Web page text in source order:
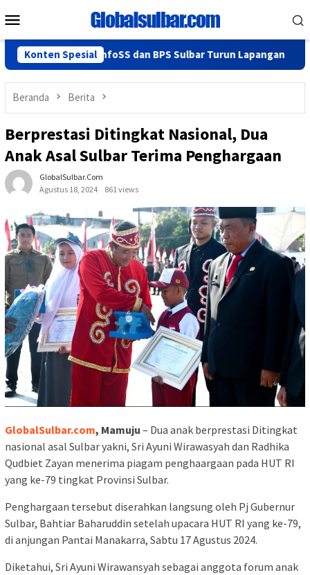
ke
Mobile
Konten Spesial
KominfoSS dan BPS Sulbar Turun Lapangan Hadiri
Beranda Berita
Berprestasi Ditingkat Nasional, Dua
Anak Asal Sulbar Terima Penghargaan
GlobalSulbar.com
Agustus 18, 2024
861 views
GlobalSulbar.com, Mamuju – Dua anak berprestasi Ditingkat
nasional asal Sulbar yakni, Sri Ayuni Wirawasyah dan Radhika
Qudbiet Zayan menerima piagam penghaargaan pada HUT RI
yang ke-79 tingkat Provinsi Sulbar.
Penghargaan tersebut diserahkan langsung oleh Pj Gubernur
Sulbar, Bahtiar Baharuddin setelah upacara HUT RI yang ke-79,
di anjungan Pantai Manakarra, Sabtu 17 Agustus 2024.
Diketahui, Sri Ayuni Wirawansyah sebagai anggota forum anak